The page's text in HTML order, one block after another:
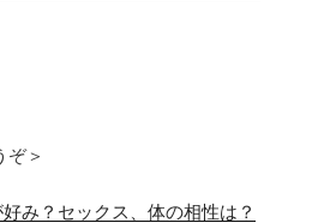
ぞ＞
み？セックス、体の相性は？